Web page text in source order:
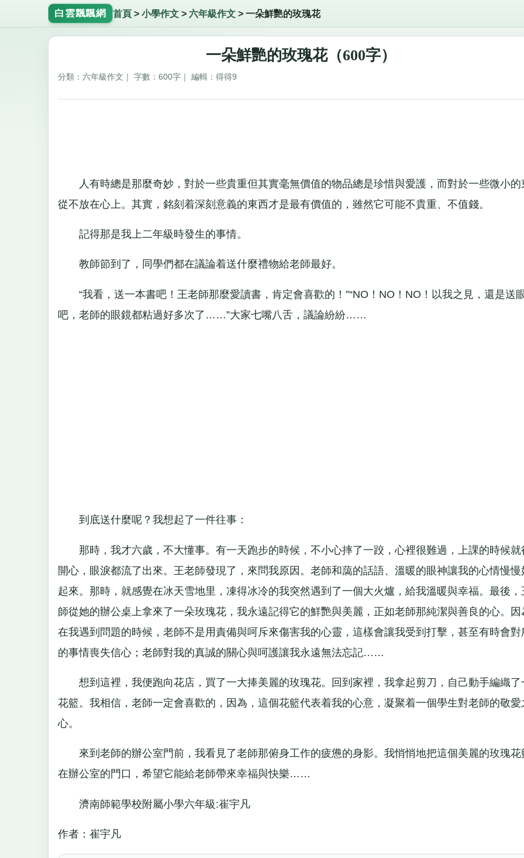
白雲飄飄網 首頁> 小學作文> 六年級作文> 一朵鮮艷的玫瑰花
一朵鮮艷的玫瑰花（600字）
分類：六年級作文｜ 字數：600字｜ 編輯：得得9
人有時總是那麼奇妙，對於一些貴重但其實毫無價值的物品總是珍惜與愛護，而對於一些微小的
從不放在心上。其實，銘刻着深刻意義的東西才是最有價值的，雖然它可能不貴重、不值錢。
記得那是我上二年級時發生的事情。
教師節到了，同學們都在議論着送什麼禮物給老師最好。
“我看，送一本書吧！王老師那麼愛讀書，肯定會喜歡的！”“NO！NO！NO！以我之見，還是送
吧，老師的眼鏡都粘過好多次了……”大家七嘴八舌，議論紛紛……
到底送什麼呢？我想起了一件往事：
那時，我才六歲，不大懂事。有一天跑步的時候，不小心摔了一跤，心裡很難過，上課的時候就
開心，眼淚都流了出來。王老師發現了，來問我原因。老師和藹的話語、溫暖的眼神讓我的心情慢慢
起來。那時，就感覺在冰天雪地里，凍得冰冷的我突然遇到了一個大火爐，給我溫暖與幸福。最後，
師從她的辦公桌上拿來了一朵玫瑰花，我永遠記得它的鮮艷與美麗，正如老師那純潔與善良的心。因
在我遇到問題的時候，老師不是用責備與呵斥來傷害我的心靈，這樣會讓我受到打擊，甚至有時會對
的事情喪失信心；老師對我的真誠的關心與呵護讓我永遠無法忘記……
想到這裡，我便跑向花店，買了一大捧美麗的玫瑰花。回到家裡，我拿起剪刀，自己動手編織了
花籃。我相信，老師一定會喜歡的，因為，這個花籃代表着我的心意，凝聚着一個學生對老師的敬愛
心。
來到老師的辦公室門前，我看見了老師那俯身工作的疲憊的身影。我悄悄地把這個美麗的玫瑰花
在辦公室的門口，希望它能給老師帶來幸福與快樂……
濟南師範學校附屬小學六年級:崔宇凡
作者：崔宇凡